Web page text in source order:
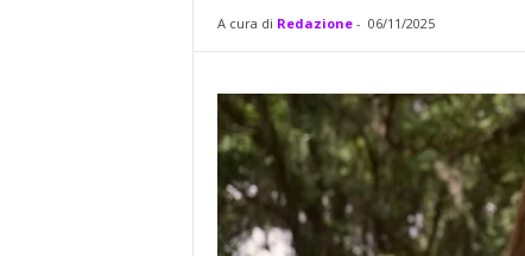
i
d
a
A cura di Redazione- 06/11/2025